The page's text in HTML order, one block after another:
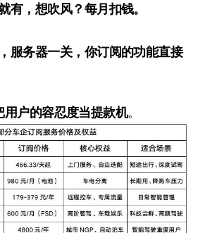
有，想吹风？每月扣钱。
用户的容忍度当提款机。